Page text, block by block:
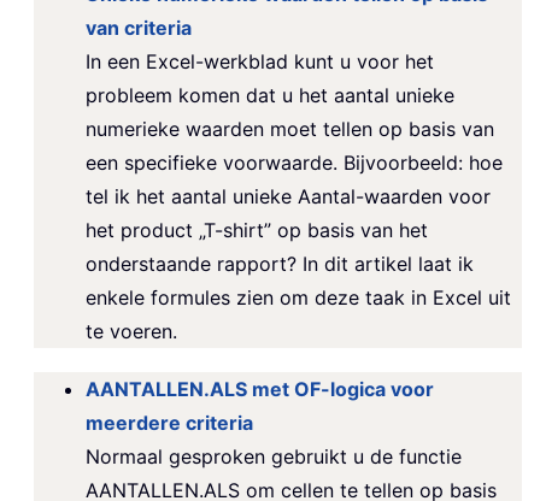
van criteria
In een Excel-werkblad kunt u voor het
probleem komen dat u het aantal unieke
numerieke waarden moet tellen op basis van
een specifieke voorwaarde. Bijvoorbeeld: hoe
tel ik het aantal unieke Aantal-waarden voor
het product „T-shirt” op basis van het
onderstaande rapport? In dit artikel laat ik
enkele formules zien om deze taak in Excel uit
te voeren.
AANTALLEN.ALS met OF-logica voor
meerdere criteria
Normaal gesproken gebruikt u de functie
AANTALLEN.ALS om cellen te tellen op basis